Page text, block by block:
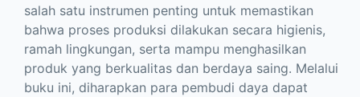
salah satu instrumen penting untuk memastikan
bahwa proses produksi dilakukan secara higienis,
ramah lingkungan, serta mampu menghasilkan
produk yang berkualitas dan berdaya saing. Melalui
buku ini, diharapkan para pembudi daya dapat